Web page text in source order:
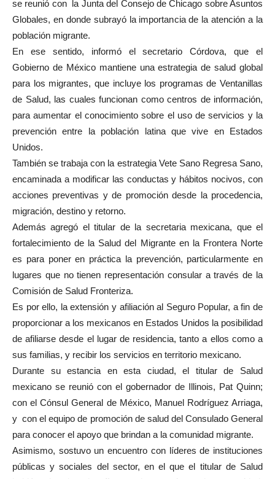
se reunió con la Junta del Consejo de Chicago sobre Asuntos
Globales, en donde subrayó la importancia de la atención a la
población migrante.
En ese sentido, informó el secretario Córdova, que el
Gobierno de México mantiene una estrategia de salud global
para los migrantes, que incluye los programas de Ventanillas
de Salud, las cuales funcionan como centros de información,
para aumentar el conocimiento sobre el uso de servicios y la
prevención entre la población latina que vive en Estados
Unidos.
También se trabaja con la estrategia Vete Sano Regresa Sano,
encaminada a modificar las conductas y hábitos nocivos, con
acciones preventivas y de promoción desde la procedencia,
migración, destino y retorno.
Además agregó el titular de la secretaria mexicana, que el
fortalecimiento de la Salud del Migrante en la Frontera Norte
es para poner en práctica la prevención, particularmente en
lugares que no tienen representación consular a través de la
Comisión de Salud Fronteriza.
Es por ello, la extensión y afiliación al Seguro Popular, a fin de
proporcionar a los mexicanos en Estados Unidos la posibilidad
de afiliarse desde el lugar de residencia, tanto a ellos como a
sus familias, y recibir los servicios en territorio mexicano.
Durante su estancia en esta ciudad, el titular de Salud
mexicano se reunió con el gobernador de Illinois, Pat Quinn;
con el Cónsul General de México, Manuel Rodríguez Arriaga,
y con el equipo de promoción de salud del Consulado General
para conocer el apoyo que brindan a la comunidad migrante.
Asimismo, sostuvo un encuentro con líderes de instituciones
públicas y sociales del sector, en el que el titular de Salud